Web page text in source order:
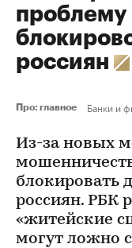
проблему
россиян
Про: главное Банки и
Из-за новых
блокировать
россиян. РБК
«житейские
могут ложно